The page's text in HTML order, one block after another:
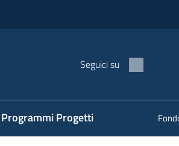
Seguici su
Progetti